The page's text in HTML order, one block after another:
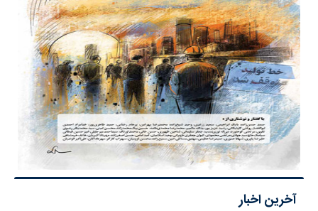
آخرین اخبار